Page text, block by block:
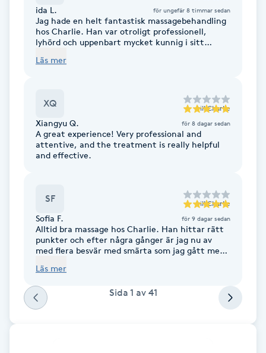
Friskvårdsmassage
Färgning
Föning
Gelenaglar
Gellack
Gellack med förstärkning
Gravidmassage
ida L. för ungefär 8 timmar sedan
Jag hade en helt fantastisk massagebehandling
hos Charlie. Han var otroligt professionell,
lyhörd och uppenbart mycket kunnig i sitt
lyssnade in kroppen och anpassade
avslappnande att det nästan kändes som att
hamna i en annan dimension. Jag kan varmt
Läs mer
XQ till Charlie
Xiangyu Q. för 8 dagar sedan
A great experience! Very professional and
attentive, and the treatment is really helpful
and effective.
SF till Charlie
Sofia F. för 9 dagar sedan
Alltid bra massage hos Charlie. Han hittar rätt
punkter och efter några gånger är jag nu av
med flera besvär med smärta som jag gått med
Läs mer
Sida 1 av 41